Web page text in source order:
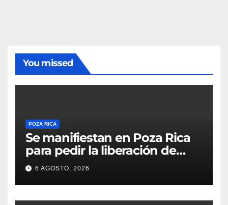
You missed
POZA RICA
Se manifiestan en Poza Rica
para pedir la liberación de
Danna Yanina y el
esclarecimiento del caso
Dafne
6 AGOSTO, 2026